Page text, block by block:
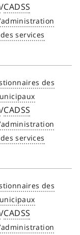
/CADSS
/CADSS
/CADSS